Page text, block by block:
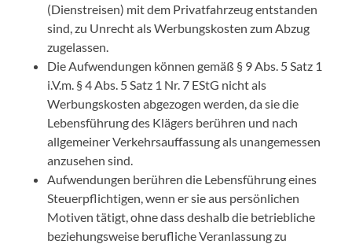
(Dienstreisen) mit dem Privatfahrzeug entstanden
sind, zu Unrecht als Werbungskosten zum Abzug
zugelassen.
Die Aufwendungen können gemäß § 9 Abs. 5 Satz 1
i.V.m. § 4 Abs. 5 Satz 1 Nr. 7 EStG nicht als
Werbungskosten abgezogen werden, da sie die
Lebensführung des Klägers berühren und nach
allgemeiner Verkehrsauffassung als unangemessen
anzusehen sind.
Aufwendungen berühren die Lebensführung eines
Steuerpflichtigen, wenn er sie aus persönlichen
Motiven tätigt, ohne dass deshalb die betriebliche
beziehungsweise berufliche Veranlassung zu